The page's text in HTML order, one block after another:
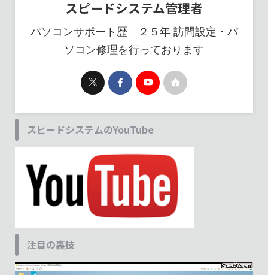
スピードシステム管理者
パソコンサポート歴 ２５年 訪問設定・パ
ソコン修理を行っております
スピードシステムのYouTube
注目の裏技